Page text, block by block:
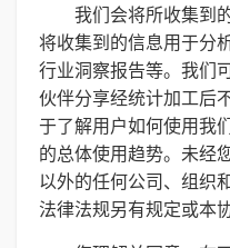
我们会将所收集到
将收集到的信息用于分
行业洞察报告等。我们
伙伴分享经统计加工后
于了解用户如何使用我
的总体使用趋势。未经
以外的任何公司、组织
法律法规另有规定或本